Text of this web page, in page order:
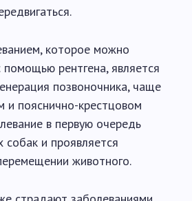
которое можно
помощью рентгена, является
позвоночника, чаще
и пояснично-крестцовом
в первую очередь
и проявляется
животного.